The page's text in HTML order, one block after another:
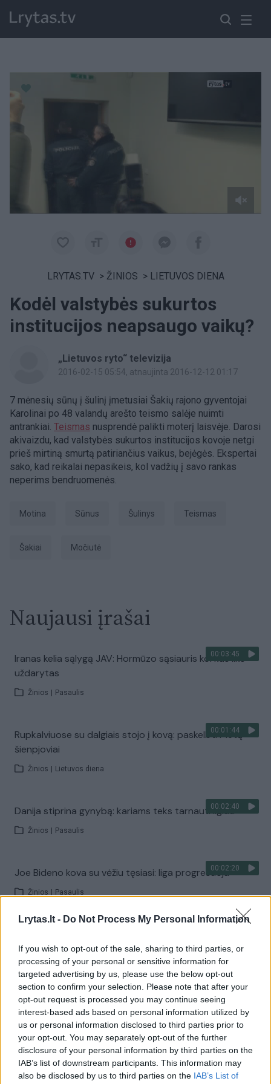
Lrytas.lt - Do Not Process My Personal Information
If you wish to opt-out of the sale, sharing to third parties, or
processing of your personal or sensitive information for
targeted advertising by us, please use the below opt-out
section to confirm your selection. Please note that after your
opt-out request is processed you may continue seeing
interest-based ads based on personal information utilized by
us or personal information disclosed to third parties prior to
your opt-out. You may separately opt-out of the further
disclosure of your personal information by third parties on the
IAB’s list of downstream participants. This information may
also be disclosed by us to third parties on the IAB’s List of
LRYTAS.TV > ŽINIOS > LIETUVOS DIENA
Kodėl valstybės sukurtos
institucijos neapsaugo vaikų?
„Lietuvos ryto“ televizija
2016-02-15 05:54, atnaujinta 2016-12-12 01:17
7 mėnesių sūnų į šulinį įmetusiai Šakių rajono gyventojai
Karolinai po 48 valandų arešto teismo salėje nuimti
antrankiai. Teismas nusprendė palikti moterį laisvėje. Darosi
akivaizdu, kad valstybės sukurtos institucijos kovoje netgi
prieš mirtiną smurtą patiriančius vaikus, bejėgės. Ekspertai
sako, kad reikalai nepasikeis, kol vadžių į savo rankas
neperims bendruomenės.
motina sūnus šulinys Teismas
Šakiai močiutė
Naujausi įrašai
00:03:45
Iranas kelia sąlygą JAV: Hormūzo sąsiauris kol kas liks
uždarytas
Žinios Pasaulis
00:01:44
Rupkalviuose su dalgiais stojo į kovą: paskelbti Metų
šienpjoviai
Žinios Lietuvos diena
00:02:40
Danija stiprina gynybą: kariams teks tarnauti ilgiau
Žinios Pasaulis
00:02:20
Joe Bideno kova su vėžiu tęsiasi: liga progresuoja
Žinios Pasaulis
Žiūrimiausi įrašai
00:00:30
Vaizdai iš tragiškos avarijos Vilniaus r.: dviejų moterų ir
vaiko gyvybių išgelbėti nepavyko
Žinios Lietuvos diena